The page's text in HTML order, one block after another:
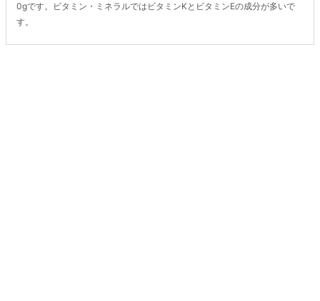
0gです。ビタミン・ミネラルではビタミンKとビタミンEの成分が多いで
す。